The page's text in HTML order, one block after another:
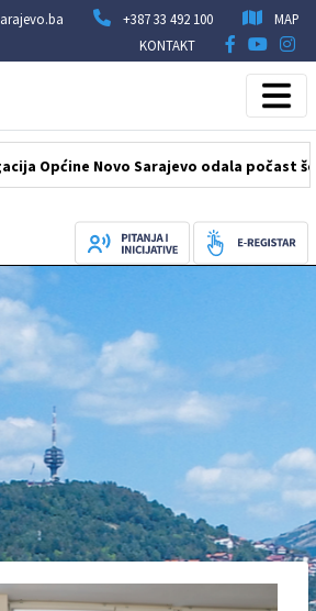
+387 33 492 100
MAP
KONTAKT
Novo Sarajevo odala počast šehidima